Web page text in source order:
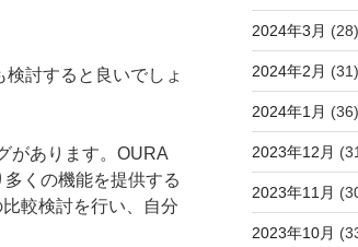
討すると良いでしょ
があります。OURA
くの機能を提供する
較検討を行い、自分
2024年3月 (28)
2024年2月 (31)
2024年1月 (36)
2023年12月
2023年11月
2023年10月